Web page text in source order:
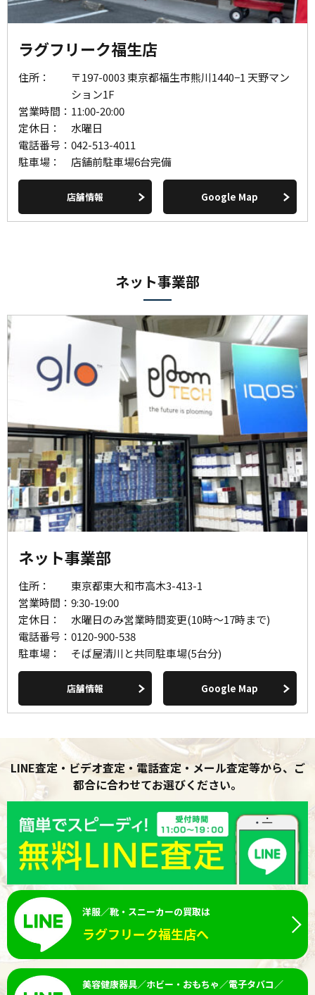
ラグフリーク福生店
住所：
〒197-0003 東京都福生市熊川1440−1 天野マン
ション1F
営業時間： 11:00-20:00
定休日：
水曜日
電話番号： 042-513-4011
駐車場：
店舗前駐車場6台完備
店舗情報 Google Map
ネット事業部
ネット事業部
住所：
東京都東大和市高木3-413-1
営業時間： 9:30-19:00
定休日：
水曜日のみ営業時間変更(10時～17時まで)
電話番号： 0120-900-538
駐車場：
そば屋清川と共同駐車場(5台分)
店舗情報 Google Map
LINE査定・ビデオ査定・電話査定・メール査定等から、ご
都合に合わせてお選びください。
洋服／靴・スニーカーの買取は
ラグフリーク福生店へ
美容健康器具／ホビー・おもちゃ／電子タバコ／